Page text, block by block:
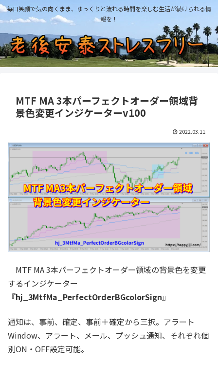
毎日笑顔で気の向くまま、ゆっくりと流れる時間を楽しむ生活が続けられる情
報を！
MTF MA 3本パーフェクトオーダー領域背
景色変更インジケーターv100
2022.03.11
MTF MA 3本パーフェクトオーダー領域の背景色を変更
するインジケーター
『hj_3MtfMa_PerfectOrderBGcolorSign』
通知は、事前、確定、事前＋確定から三択。アラート
Window、アラート、メール、プッシュ通知、それぞれ個
別ON・OFF設定可能。